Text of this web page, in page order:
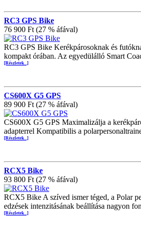
RC3 GPS Bike
76 900 Ft (27 % áfával)
RC3 GPS Bike Kerékpárosoknak és
kompakt órában. Az egyedülálló Smart
[Részletek...]
CS600X G5 GPS
89 900 Ft (27 % áfával)
CS600X G5 GPS Maximalizálja a
adapterrel Kompatibilis a
[Részletek...]
RCX5 Bike
93 800 Ft (27 % áfával)
RCX5 Bike A szíved ismer téged, a Polar
edzések intenzitásának beállítása nagyon
[Részletek...]